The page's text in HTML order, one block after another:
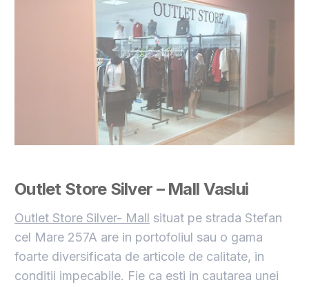
Outlet Store Silver – Mall Vaslui
Outlet Store Silver- Mall situat pe strada Stefan
cel Mare 257A are in portofoliul sau o gama
foarte diversificata de articole de calitate, in
conditii impecabile. Fie ca esti in cautarea unei